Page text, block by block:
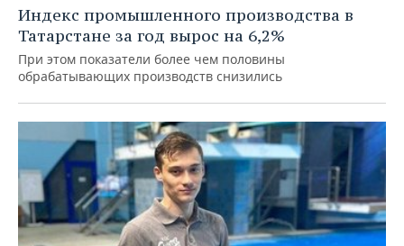
Индекс промышленного производства в
Татарстане за год вырос на 6,2%
При этом показатели более чем половины
обрабатывающих производств снизились